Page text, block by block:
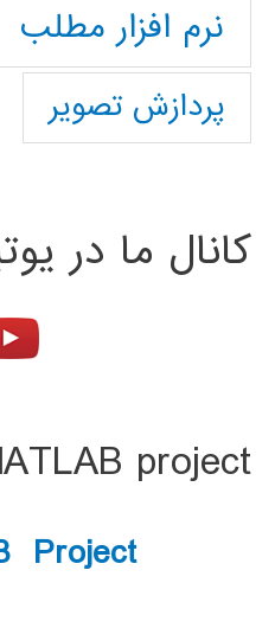
نرم افزار مطلب
پردازش تصویر
کانال ما در
project
Project